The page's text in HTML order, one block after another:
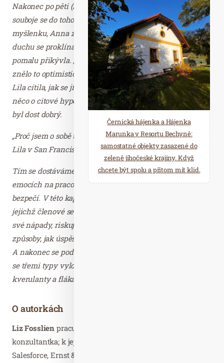
Nakonec po pěti (nebo snad deseti?) minutách vnitřního
souboje se do toho Lila pustila. Když dokončila svou
myšlenku, Anna zase zvedla obočí. Lila se stáhla a v
duchu se proklínala. Už zase koulí očima. Ale Anna pak
pomalu přikývla. „To je fakt skvělé,“ řekla zadumaně a
znělo to optimisticky. Karl skočil do řeči: „Jo, to by šlo!“
Lila cítila, jak se jí po těle rozlévá úleva (a vykládejte mi
něco o citové hypertenzi), a váhavě se usmála. Její nápad
byl dost dobrý.
„Proč jsem o sobě tak pochybovala?“ postěžovala si nám
Lila v San Franciscu a upila ze své třetinky piva.
Tím se dostáváme ke čtvrtému novému pravidlu o
emocích na pracovišti: Na prvním místě je psychické
bezpečí. V této kapitole si ukážeme, jak vybudovat týmy,
jejichž členové se budou cítit bezpečně, když předkládají
své nápady, riskují nebo se na něco ptají. Probereme si
způsoby, jak úspěšné týmy zvládají různé typy konfliktů.
A nakonec se podíváme na to, jak se můžeme vypořádat
se třemi typy vyloženě obtížných pavouků: s kretény, s
kverulanty a flákači.
O autorkách
Liz Fosslien pracuje jako marketingová a designová
konzultantka; k jejím klientům patří společnosti jako
Salesforce, Ernst & Young a Stanfordská škola designu.
Černická hájenka a Hájenka
Marunka v Resortu Bechyně:
samostatné objekty zasazené do
zeleně jihočeské krajiny. Když
chcete být spolu a přitom mít klid.